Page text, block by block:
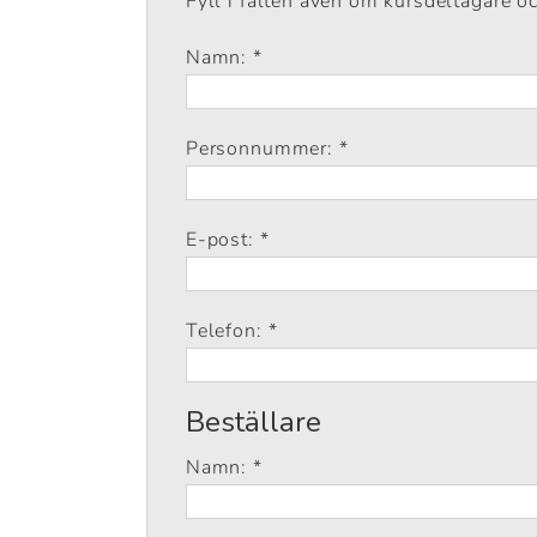
Namn: *
Personnummer: *
E-post: *
Telefon: *
Beställare
Namn: *